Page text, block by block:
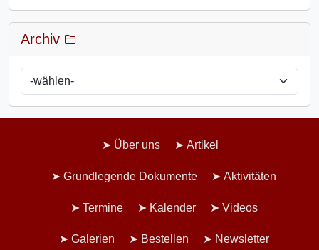
Archiv
Über uns Artikel
Grundlegende Dokumente Aktivitäten
Termine Kalender Videos
Galerien Bestellen Newsletter